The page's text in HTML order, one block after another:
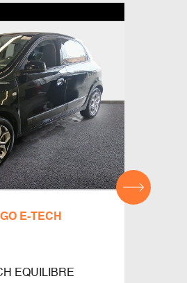
E-TECH
EQUILIBRE